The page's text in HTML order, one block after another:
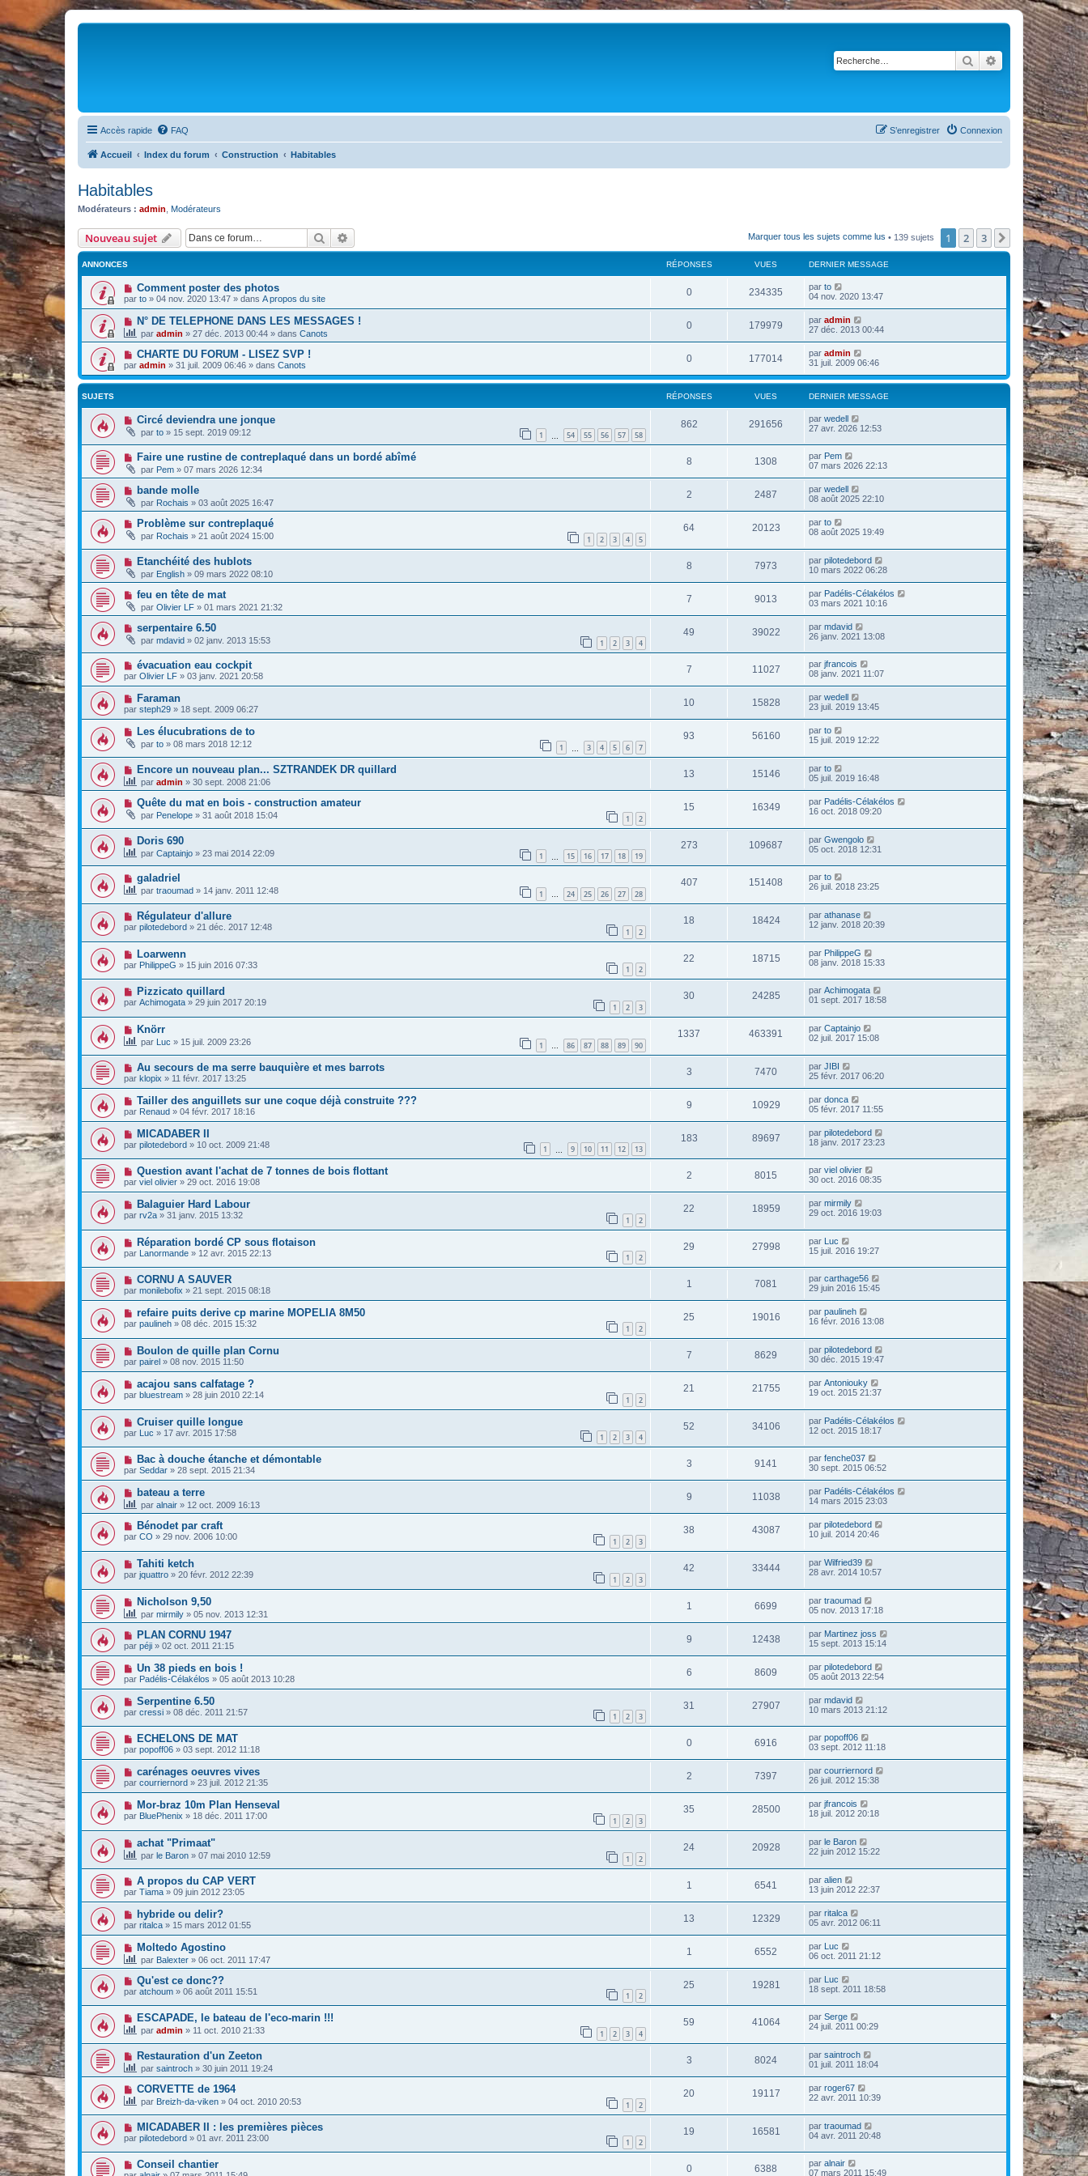
RechercherRecherche
Accès rapide FAQ Connexion
S’enregistrer
Accueil Index du forum Construction Habitables
Habitables
Modérateurs : admin Modérateurs
Nouveau sujet Rechercher Marquer tous les sujets comme lus • 139 sujets 1 2 3 Suivante
ANNONCES RÉPONSES VUES DERNIER MESSAGE
Comment poster des photos
par to » 04 nov. 2020 13:47 » dans A propos du site
0 234335 par to
04 nov. 2020 13:47
N° DE TELEPHONE DANS LES MESSAGES !
par admin » 27 déc. 2013 00:44 » dans Canots
0 179979 par admin
27 déc. 2013 00:44
CHARTE DU FORUM - LISEZ SVP !
par admin » 31 juil. 2009 06:46 » dans Canots
0 177014 par admin
31 juil. 2009 06:46
SUJETS RÉPONSES VUES DERNIER MESSAGE
Circé deviendra une jonque
par to » 15 sept. 2019 09:12 1 54 55 56 57 58
862 291656 par wedell
27 avr. 2026 12:53
Faire une rustine de contreplaqué dans un bordé abîmé
par Pem » 07 mars 2026 12:34
8 1308 par Pem
07 mars 2026 22:13
bande molle
par Rochais » 03 août 2025 16:47
2 2487 par wedell
08 août 2025 22:10
Problème sur contreplaqué
par Rochais » 21 août 2024 15:00 1 2 3 4 5
64 20123 par to
08 août 2025 19:49
Etanchéité des hublots
par English » 09 mars 2022 08:10
8 7973 par pilotedebord
10 mars 2022 06:28
feu en tête de mat
par Olivier LF » 01 mars 2021 21:32
7 9013 par Padélis-Célakélos
03 mars 2021 10:16
serpentaire 6.50
par mdavid » 02 janv. 2013 15:53 1 2 3 4
49 39022 par mdavid
26 janv. 2021 13:08
évacuation eau cockpit
par Olivier LF » 03 janv. 2021 20:58
7 11027 par jfrancois
08 janv. 2021 11:07
Faraman
par steph29 » 18 sept. 2009 06:27
10 15828 par wedell
23 juil. 2019 13:45
Les élucubrations de to
par to » 08 mars 2018 12:12 1 3 4 5 6 7
93 56160 par to
15 juil. 2019 12:22
Encore un nouveau plan... SZTRANDEK DR quillard
par admin » 30 sept. 2008 21:06
13 15146 par to
05 juil. 2019 16:48
Quête du mat en bois - construction amateur
par Penelope » 31 août 2018 15:04 1 2
15 16349 par Padélis-Célakélos
16 oct. 2018 09:20
Doris 690
par Captainjo » 23 mai 2014 22:09 1 15 16 17 18 19
273 109687 par Gwengolo
05 oct. 2018 12:31
galadriel
par traoumad » 14 janv. 2011 12:48 1 … 24 25 26 27 28
407 151408 par to
26 juil. 2018 23:25
Régulateur d'allure
par pilotedebord » 21 déc. 2017 12:48 1 2
18 18424 par athanase
12 janv. 2018 20:39
Loarwenn
par PhilippeG » 15 juin 2016 07:33 1 2
22 18715 par PhilippeG
08 janv. 2018 15:33
Pizzicato quillard
par Achimogata » 29 juin 2017 20:19 1 2 3
30 24285 par Achimogata
01 sept. 2017 18:58
Knörr
par Luc » 15 juil. 2009 23:26 1 … 86 87 88 89 90
1337 463391 par Captainjo
02 juil. 2017 15:08
Au secours de ma serre bauquière et mes barrots
par klopix » 11 févr. 2017 13:25
3 7470 par JIBI
25 févr. 2017 06:20
Tailler des anguillets sur une coque déjà construite ???
par Renaud » 04 févr. 2017 18:16
9 10929 par donca
05 févr. 2017 11:55
MICADABER II
par pilotedebord » 10 oct. 2009 21:48 1 9 10 11 12 13
183 89697 par pilotedebord
18 janv. 2017 23:23
Question avant l'achat de 7 tonnes de bois flottant
par viel olivier » 29 oct. 2016 19:08
2 8015 par viel olivier
30 oct. 2016 08:35
Balaguier Hard Labour
par rv2a » 31 janv. 2015 13:32 1 2
22 18959 par mirmily
29 oct. 2016 19:03
Réparation bordé CP sous flotaison
par Lanormande » 12 avr. 2015 22:13 1 2
29 27998 par Luc
15 juil. 2016 19:27
CORNU A SAUVER
par monilebofix » 21 sept. 2015 08:18
1 7081 par carthage56
29 juin 2016 15:45
refaire puits derive cp marine MOPELIA 8M50
par paulineh » 08 déc. 2015 15:32 1 2
25 19016 par paulineh
16 févr. 2016 13:08
Boulon de quille plan Cornu
par pairel » 08 nov. 2015 11:50
7 8629 par pilotedebord
30 déc. 2015 19:47
acajou sans calfatage ?
par bluestream » 28 juin 2010 22:14 1 2
21 21755 par Antoniouky
19 oct. 2015 21:37
Cruiser quille longue
par Luc » 17 avr. 2015 17:58 1 2 3 4
52 34106 par Padélis-Célakélos
12 oct. 2015 18:17
Bac à douche étanche et démontable
par Seddar » 28 sept. 2015 21:34
3 9141 par fenche037
30 sept. 2015 06:52
bateau a terre
par alnair » 12 oct. 2009 16:13
9 11038 par Padélis-Célakélos
14 mars 2015 23:03
Bénodet par craft
par CO » 29 nov. 2006 10:00 1 2 3
38 43087 par pilotedebord
10 juil. 2014 20:46
Tahiti ketch
par jquattro » 20 févr. 2012 22:39 1 2 3
42 33444 par Wilfried39
28 avr. 2014 10:57
Nicholson 9,50
par mirmily » 05 nov. 2013 12:31
1 6699 par traoumad
05 nov. 2013 17:18
PLAN CORNU 1947
par péji » 02 oct. 2011 21:15
9 12438 par Martinez joss
15 sept. 2013 15:14
Un 38 pieds en bois !
par Padélis-Célakélos » 05 août 2013 10:28
6 8609 par pilotedebord
05 août 2013 22:54
Serpentine 6.50
par cressi » 08 déc. 2011 21:57 1 2 3
31 27907 par mdavid
10 mars 2013 21:12
ECHELONS DE MAT
par popoff06 » 03 sept. 2012 11:18
0 6916 par popoff06
03 sept. 2012 11:18
carénages oeuvres vives
par courriernord » 23 juil. 2012 21:35
2 7397 par courriernord
26 juil. 2012 15:38
Mor-braz 10m Plan Henseval
par BluePhenix » 18 déc. 2011 17:00 1 2 3
35 28500 par jfrancois
18 juil. 2012 20:18
achat "Primaat"
par le Baron » 07 mai 2010 12:59 1 2
24 20928 par le Baron
22 juin 2012 15:22
A propos du CAP VERT
par Tiama » 09 juin 2012 23:05
1 6541 par alien
13 juin 2012 22:37
hybride ou delir?
par ritalca » 15 mars 2012 01:55
13 12329 par ritalca
05 avr. 2012 06:11
Moltedo Agostino
par Balexter » 06 oct. 2011 17:47
1 6552 par Luc
06 oct. 2011 21:12
Qu'est ce donc??
par atchoum » 06 août 2011 15:51 1 2
25 19281 par Luc
18 sept. 2011 18:58
ESCAPADE, le bateau de l'eco-marin !!!
par admin » 11 oct. 2010 21:33 1 2 3 4
59 41064 par Serge
24 juil. 2011 00:29
Restauration d'un Zeeton
par saintroch » 30 juin 2011 19:24
3 8024 par saintroch
01 juil. 2011 18:04
CORVETTE de 1964
par Breizh-da-viken » 04 oct. 2010 20:53 1 2
20 19117 par roger67
22 avr. 2011 10:39
MICADABER II : les premières pièces
par pilotedebord » 01 avr. 2011 23:00 1 2
19 16581 par traoumad
04 avr. 2011 20:48
Conseil chantier 0 6388 par alnair
07 mars 2011 15:49